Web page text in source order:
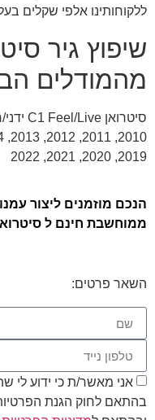
ללקוחותינו אלפי שקלים
מהמודלים
2019, 2020, 2021, 2022
הנכם מוזמנים ליצור
ממוחשבת חינם ל סיטרואן C1 במכון גירים גירטרוניק
השאר פרטים:
אני מאשר/ת כי ידוע לי